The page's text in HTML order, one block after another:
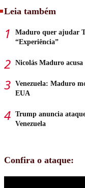
Leia também
Maduro quer ajudar
“Experiência”
Nicolás Maduro
Venezuela: Maduro
EUA
Trump anuncia
Venezuela
Confira o ataque: